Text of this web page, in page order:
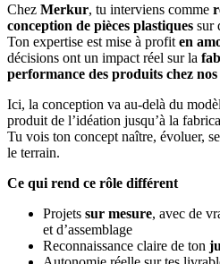
Chez Merkur, tu interviens comme
conception de pièces plastiques sur
Ton expertise est mise à profit en
décisions ont un impact réel sur la
performance des produits chez nos
Ici, la conception va au‑delà du
produit de l’idéation jusqu’à la
Tu vois ton concept naître, évoluer,
le terrain.
Ce qui rend ce rôle différent
Projets sur mesure, avec de
et d’assemblage
Reconnaissance claire de ton